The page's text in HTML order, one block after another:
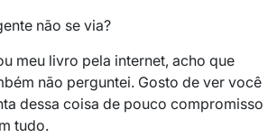
não se via?
meu livro pela internet, acho que
não perguntei. Gosto de ver você
dessa coisa de pouco compromisso
tudo.